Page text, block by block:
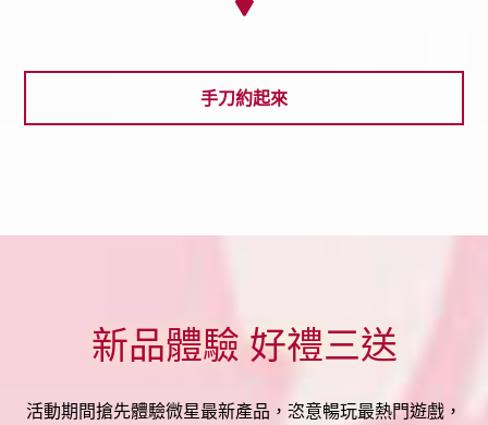
手刀約起來
新品體驗 好禮三送
活動期間搶先體驗微星最新產品，恣意暢玩最熱門遊戲，